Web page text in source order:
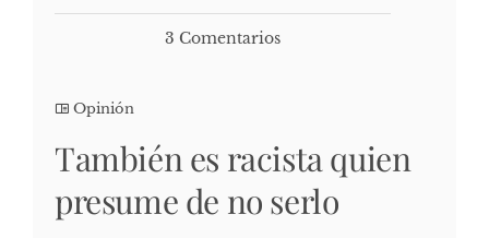
3 Comentarios
Opinión
También es racista quien
presume de no serlo